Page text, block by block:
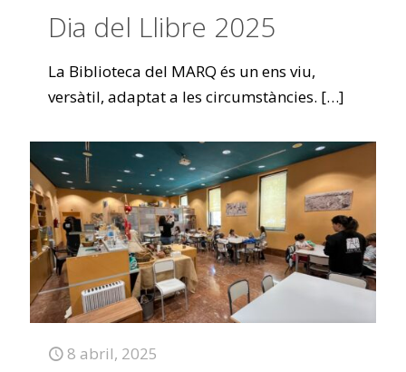
Dia del Llibre 2025
La Biblioteca del MARQ és un ens viu,
versàtil, adaptat a les circumstàncies. […]
8 abril, 2025